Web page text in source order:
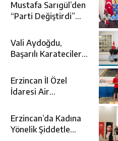
Mustafa Sarıgül’den
“Parti Değiştirdi”
Vali Aydoğdu,
Başarılı Karatecileri
Erzincan İl Özel
İdaresi Air
Türkiye Şampiyonu
Oldu
Erzincan’da Kadına
Yönelik Şiddetle